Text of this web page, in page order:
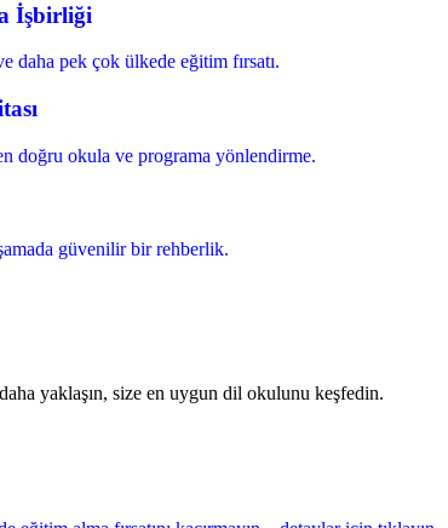
İşbirliği
daha pek çok ülkede eğitim fırsatı.
doğru okula ve programa yönlendirme.
güvenilir bir rehberlik.
yaklaşın, size en uygun dil okulunu keşfedin.